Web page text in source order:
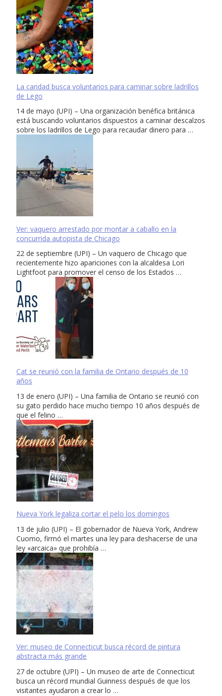
La caridad busca voluntarios para caminar sobre ladrillos
de Lego
14 de mayo (UPI) – Una organización benéfica británica
está buscando voluntarios dispuestos a caminar descalzos
sobre los ladrillos de Lego para recaudar dinero para …
Ver: vaquero arrestado por montar a caballo en la
concurrida autopista de Chicago
22 de septiembre (UPI) – Un vaquero de Chicago que
recientemente hizo apariciones con la alcaldesa Lori
Lightfoot para promover el censo de los Estados …
Cat se reunió con la familia de Ontario después de 10
años
13 de enero (UPI) – Una familia de Ontario se reunió con
su gato perdido hace mucho tiempo 10 años después de
que el felino …
Nueva York legaliza cortar el pelo los domingos
13 de julio (UPI) – El gobernador de Nueva York, Andrew
Cuomo, firmó el martes una ley para deshacerse de una
ley «arcaica» que prohibía …
Ver: museo de Connecticut busca récord de pintura
abstracta más grande
27 de octubre (UPI) – Un museo de arte de Connecticut
busca un récord mundial Guinness después de que los
visitantes ayudaron a crear lo …